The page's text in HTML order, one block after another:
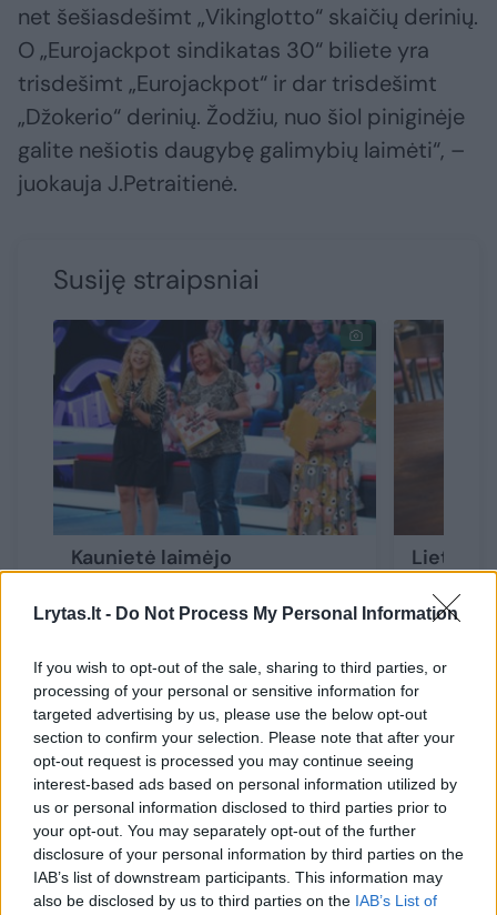
Lrytas.lt - Do Not Process My Personal Information
If you wish to opt-out of the sale, sharing to third parties, or
processing of your personal or sensitive information for
targeted advertising by us, please use the below opt-out
section to confirm your selection. Please note that after your
opt-out request is processed you may continue seeing
interest-based ads based on personal information utilized by
us or personal information disclosed to third parties prior to
your opt-out. You may separately opt-out of the further
disclosure of your personal information by third parties on the
IAB’s list of downstream participants. This information may
also be disclosed by us to third parties on the IAB’s List of
net šešiasdešimt „Vikinglotto“ skaičių derinių.
O „Eurojackpot sindikatas 30“ biliete yra
trisdešimt „Eurojackpot“ ir dar trisdešimt
„Džokerio“ derinių. Žodžiu, nuo šiol piniginėje
galite nešiotis daugybę galimybių laimėti“, –
juokauja J.Petraitienė.
Susiję straipsniai
Kaunietė laimėjo
olimpinėse žaidynėse
atnešti
Stebina kaina
Dar viena sindikato bilietų ypatybė, verčianti
žaidėjus su nuostaba kelti antakį – tai kaina.